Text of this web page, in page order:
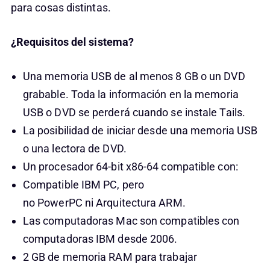
para cosas distintas.
¿Requisitos del sistema?
Una memoria USB de al menos 8 GB o un DVD
grabable. Toda la información en la memoria
USB o DVD se perderá cuando se instale Tails.
La posibilidad de iniciar desde una memoria USB
o una lectora de DVD.
Un procesador 64-bit x86-64 compatible con:
Compatible IBM PC, pero
no PowerPC ni Arquitectura ARM.
Las computadoras Mac son compatibles con
computadoras IBM desde 2006.
2 GB de memoria RAM para trabajar